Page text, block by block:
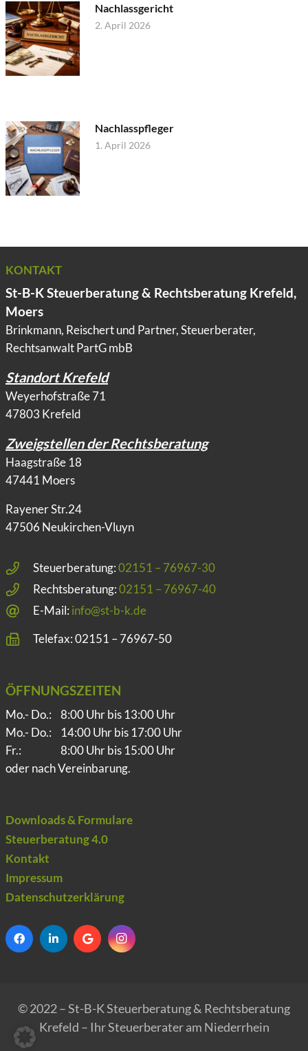
Nachlassgericht
2. April 2026
Nachlasspfleger
1. April 2026
KONTAKT
St-B-K Steuerberatung & Rechtsberatung Krefeld,
Moers
Brinkmann, Reischert und Partner, Steuerberater,
Rechtsanwalt PartG mbB
Standort Krefeld
Weyerhofstraße 71
47803 Krefeld
Zweigstellen der Rechtsberatung
Haagstraße 18
47441 Moers
Rayener Str.24
47506 Neukirchen-Vluyn
Steuerberatung:02151 – 76967-30
Rechtsberatung:02151 – 76967-40
E-Mail: info@st-b-k.de
Telefax: 02151 – 76967-50
ÖFFNUNGSZEITEN
Mo.- Do.:
8:00 Uhr bis 13:00 Uhr
Mo.- Do.:
14:00 Uhr bis 17:00 Uhr
Fr.:
8:00 Uhr bis 15:00 Uhr
oder nach Vereinbarung.
Downloads & Formulare
Steuerberatung 4.0
Kontakt
Impressum
Datenschutzerklärung
© 2022 – St-B-K Steuerberatung & Rechtsberatung
Krefeld – Ihr Steuerberater am Niederrhein